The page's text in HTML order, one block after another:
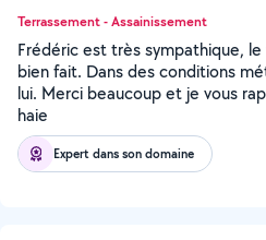
Terrassement - Assainissement
Frédéric est très sympathique,
bien fait. Dans des conditions
lui. Merci beaucoup et je vous
haie
Expert dans son domaine